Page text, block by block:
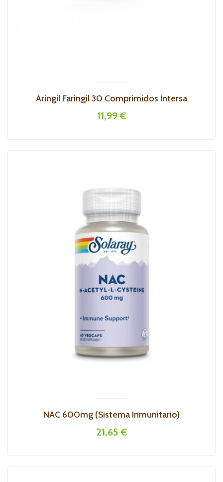
Aringil Faringil 30 Comprimidos Intersa
11,99 €
NAC 600mg (sistema Inmunitario)
21,65 €